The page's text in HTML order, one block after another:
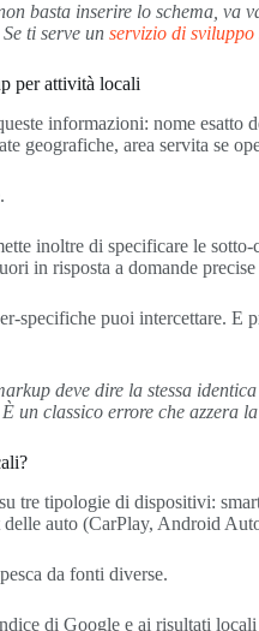
basta inserire lo schema, va
ti serve un servizio di
per attività locali
informazioni: nome
geografiche, area servita se
inoltre di specificare le
in risposta a domande
specifiche puoi intercettare.
deve dire la stessa
un classico errore che azzera
tre tipologie di dispositivi:
auto (CarPlay, Android
da fonti diverse.
di Google e ai risultati